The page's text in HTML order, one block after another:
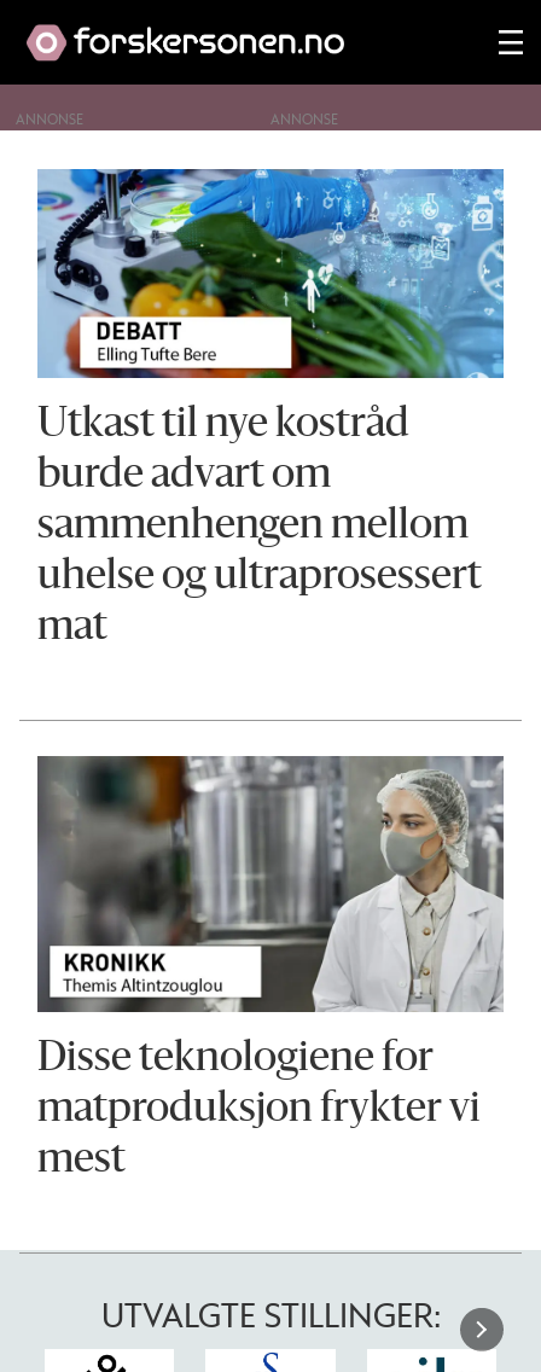
Tag:
matprosessering
ANNONSE
Utkast til nye kostråd
burde advart om
sammenhengen mellom
uhelse og ultra­prosessert
mat
Disse teknologiene for
mat­produksjon frykter vi
mest
UTVALGTE STILLINGER: